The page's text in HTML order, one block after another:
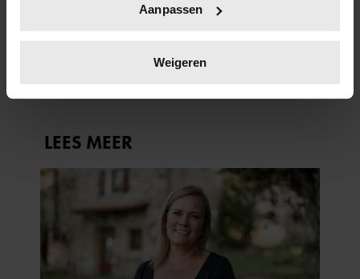
scannen op specifieke eigenschappen (fingerprinting)
verwerkt en stel uw voorkeuren in het
intrekken in de Cookieverklaring.
We gebruiken cookies om content en advertenties te
en om ons websiteverkeer te analyseren. Ook delen we
informatie over uw gebruik van onze site met onze
partners voor social media, adverteren en analyse. Deze
partners kunnen deze gegevens combineren met andere
informatie die u aan ze heeft verstrekt of die ze hebben
verzameld op basis van uw gebruik van hun services. U
Aanpassen
Weigeren
ZO EINDIGT HET ‘B&B VOL